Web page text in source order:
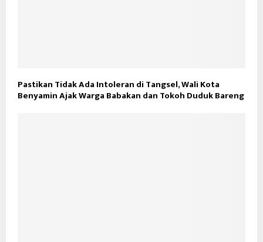
Pastikan Tidak Ada Intoleran di Tangsel, Wali Kota
Benyamin Ajak Warga Babakan dan Tokoh Duduk Bareng